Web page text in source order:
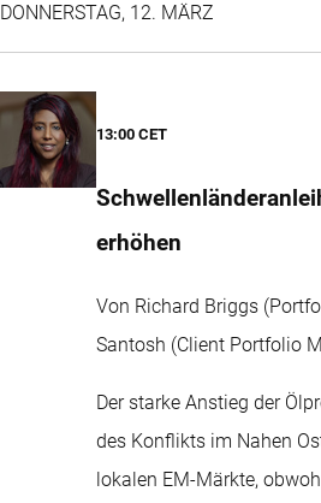
DONNERSTAG, 12. MÄRZ
13:00 CET
erhöhen
Von Richard Briggs
Santosh (Client Portfolio
Der starke Anstieg der
des Konflikts im Nahen
lokalen EM-Märkte,